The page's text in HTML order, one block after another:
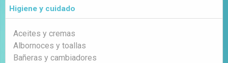
Higiene y cuidado
Aceites y cremas
Albornoces y toallas
Bañeras y cambiadores